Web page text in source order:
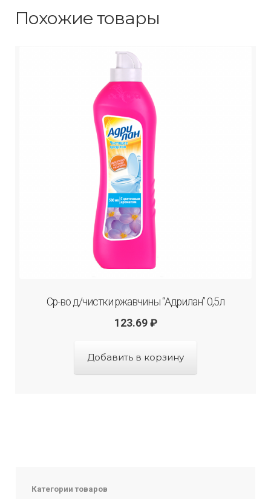
Похожие товары
Ср-во д/чистки ржавчины “Адрилан” 0,5л
123.69 ₽
Добавить в корзину
Категории товаров